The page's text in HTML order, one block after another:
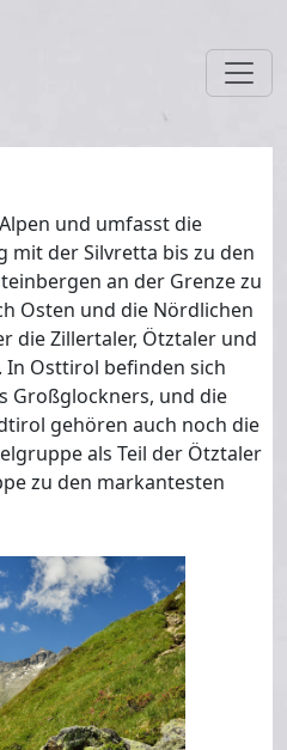
und umfasst die
mit der Silvretta bis zu den
an der Grenze zu
Osten und die Nördlichen
die Zillertaler, Ötztaler und
In Osttirol befinden sich
Großglockners, und die
gehören auch noch die
als Teil der Ötztaler
zu den markantesten